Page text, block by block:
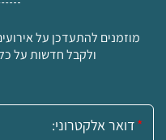
מוזמנים להתעדכן על
ולקבל חדשות על
אימייל: